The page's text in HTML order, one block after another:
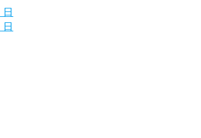
の犬・猫の専門病